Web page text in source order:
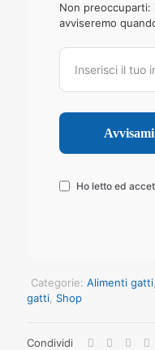
Non preoccuparti:
avviseremo
Ho letto ed
Categorie: Alimenti gatti
gatti Shop
Condividi